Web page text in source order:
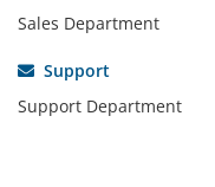
Sales Department
Support
Support Department